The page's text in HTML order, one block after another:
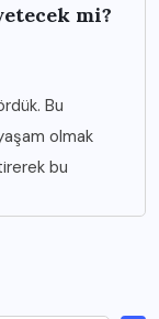
mi?
Bu
olmak
bu